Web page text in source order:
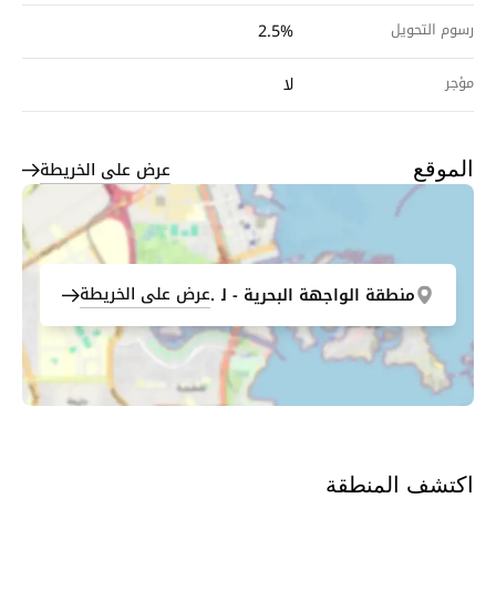
رسوم التحويل 2.5%
مؤجر لا
الموقع عرض على الخريطة
منطقة الواجهة البحرية - لوسيلعرض على الخريطة
اكتشف المنطقة